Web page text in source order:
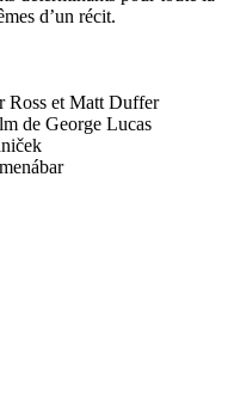
d’un récit.
Ross et Matt Duffer
de George Lucas